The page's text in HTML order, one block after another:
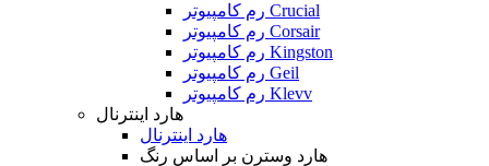
رم کامپیوتر Crucial
رم کامپیوتر Corsair
رم کامپیوتر Kingston
رم کامپیوتر Geil
رم کامپیوتر Klevv
هارد اینترنال
هارد اینترنال
هارد وسترن بر اساس رنگ